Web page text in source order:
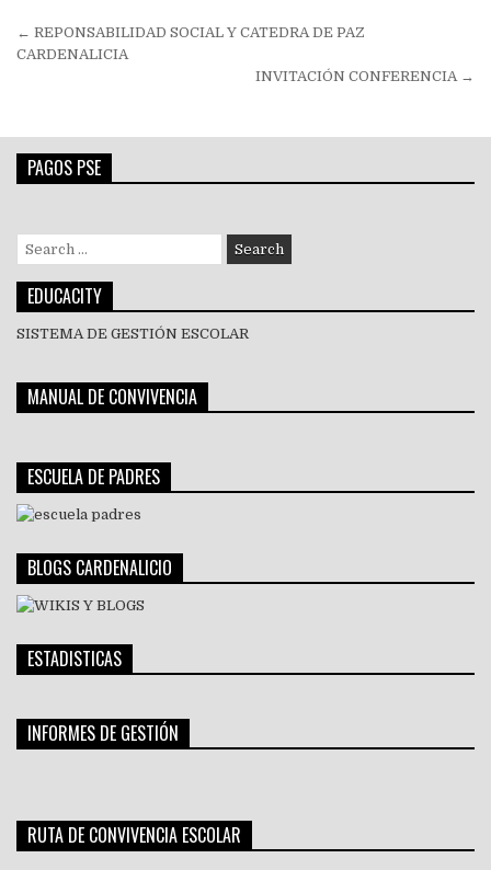
Navegación
de
← REPONSABILIDAD SOCIAL Y CATEDRA DE PAZ
CARDENALICIA
INVITACIÓN CONFERENCIA →
PAGOS PSE
Search
for:
EDUCACITY
SISTEMA DE GESTIÓN ESCOLAR
MANUAL DE CONVIVENCIA
ESCUELA DE PADRES
BLOGS CARDENALICIO
ESTADISTICAS
INFORMES DE GESTIÓN
RUTA DE CONVIVENCIA ESCOLAR